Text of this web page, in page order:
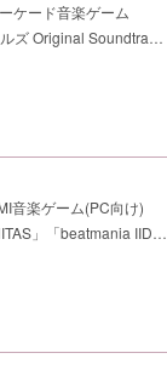
ケード音楽ゲーム
ルズ Original Soundtra…
音楽ゲーム(PC向け)
」「beatmania IID…